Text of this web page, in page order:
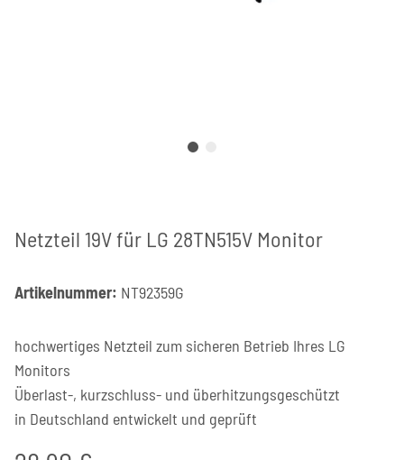
Netzteil 19V für LG 28TN515V Monitor
Artikelnummer: NT92359G
hochwertiges Netzteil zum sicheren Betrieb Ihres LG
Monitors
Überlast-, kurzschluss- und überhitzungsgeschützt
in Deutschland entwickelt und geprüft